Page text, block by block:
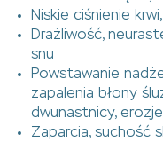
Niskie ciśnienie
Drażliwość,
snu
Powstawanie
zapalenia błony
dwunastnicy,
Zaparcia, suchość